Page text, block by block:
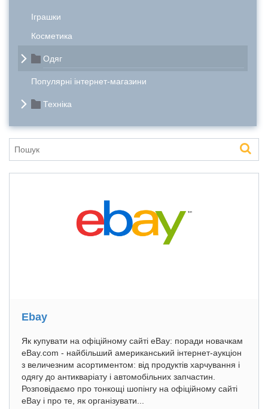
Іграшки
Косметика
Одяг
Популярні інтернет-магазини
Техніка
Ebay
Як купувати на офіційному сайті eBay: поради новачкам
eBay.com - найбільший американський інтернет-аукціон
з величезним асортиментом: від продуктів харчування і
одягу до антикваріату і автомобільних запчастин.
Розповідаємо про тонкощі шопінгу на офіційному сайті
eBay і про те, як організувати...